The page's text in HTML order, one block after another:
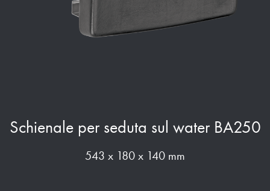
Schienale per seduta sul water BA250
543 x 180 x 140 mm